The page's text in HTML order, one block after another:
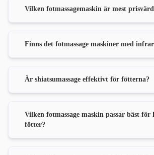
Vilken fotmassagemaskin är mest
Finns det fotmassage maskiner med
Är shiatsumassage effektivt för fötterna?
Vilken fotmassage maskin passar bäst för
fötter?